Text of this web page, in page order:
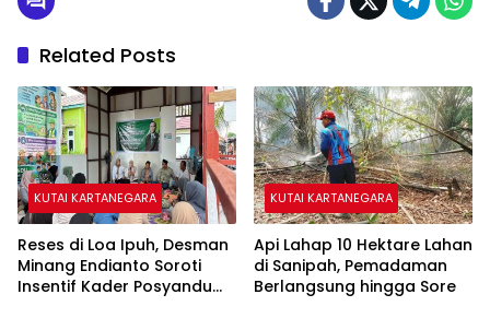
Related Posts
KUTAI KARTANEGARA
Reses di Loa Ipuh, Desman
Minang Endianto Soroti
Insentif Kader Posyandu
KUTAI KARTANEGARA
Api Lahap 10 Hektare Lahan
di Sanipah, Pemadaman
Berlangsung hingga Sore